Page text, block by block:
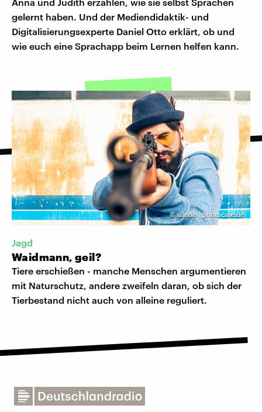
gelernt haben. Und der Mediendidaktik- und
Digitalisierungsexperte Daniel Otto erklärt, ob und
wie euch eine Sprachapp beim Lernen helfen kann.
©sïanaïs | photocase.de
Jagd
Waidmann, geil?
Tiere erschießen - manche Menschen argumentieren
mit Naturschutz, andere zweifeln daran, ob sich der
Tierbestand nicht auch von alleine reguliert.